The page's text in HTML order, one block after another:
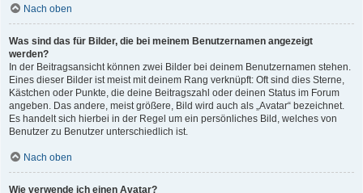
Nach oben
Was sind das für Bilder, die bei meinem Benutzernamen angezeigt
werden?
In der Beitragsansicht können zwei Bilder bei deinem Benutzernamen stehen.
Eines dieser Bilder ist meist mit deinem Rang verknüpft: Oft sind dies Sterne,
Kästchen oder Punkte, die deine Beitragszahl oder deinen Status im Forum
angeben. Das andere, meist größere, Bild wird auch als „Avatar“ bezeichnet.
Es handelt sich hierbei in der Regel um ein persönliches Bild, welches von
Benutzer zu Benutzer unterschiedlich ist.
Nach oben
Wie verwende ich einen Avatar?